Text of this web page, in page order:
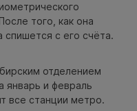
того, как она
спишется с его счёта.
отделением
январь и февраль
все станции метро.